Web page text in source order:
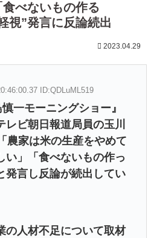
食べないもの作る
視”発言に反論続出
2023.04.29
ID:QDLuML519
一モーニングショー』
レビ朝日報道局員の玉川
農家は米の生産をやめて
い」「食べないもの作っ
発言し反論が続出してい
の人材不足について取材